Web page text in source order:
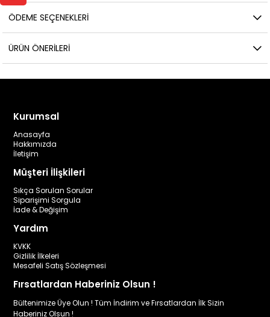
ÖDEME SEÇENEKLERI
ÜRÜN ÖNERILERI
Kurumsal
Anasayfa
Hakkımızda
İletişim
Müşteri İlişkileri
Sıkça Sorulan Sorular
Siparişimi Sorgula
İade & Değişim
Yardım
KVKK
Gizlilik İlkeleri
Mesafeli Satış Sözleşmesi
Fırsatlardan Haberiniz Olsun !
Bültenimize Üye Olun ! Tüm İndirim ve Fırsatlardan İlk Sizin
Haberiniz Olsun !